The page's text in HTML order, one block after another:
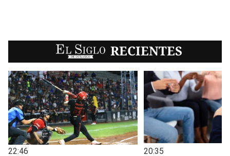
EL SIGLO RECIENTES